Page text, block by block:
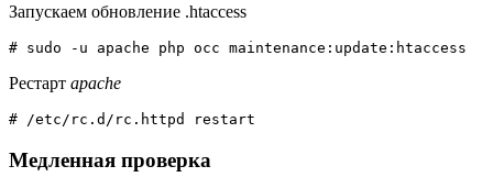
Запускаем обновление .htaccess
# sudo -u apache php occ maintenance:update:htaccess
Рестарт apache
# /etc/rc.d/rc.httpd restart
Медленная проверка